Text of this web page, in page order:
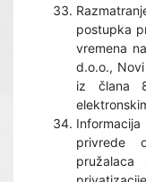
postupka
vremena
d.o.o.,
iz člana
privrede